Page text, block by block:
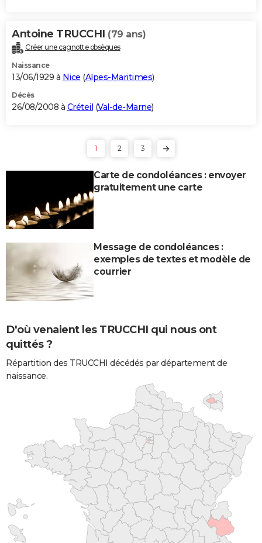
Antoine TRUCCHI (79 ans)
Créer une cagnotte obsèques
Naissance
13/06/1929 à Nice (Alpes-Maritimes)
Décès
26/08/2008 à Créteil (Val-de-Marne)
1 2 3
Carte de condoléances : envoyer
gratuitement une carte
Message de condoléances :
exemples de textes et modèle de
courrier
D'où venaient les TRUCCHI qui nous ont
quittés ?
Répartition des TRUCCHI décédés par département de
naissance.